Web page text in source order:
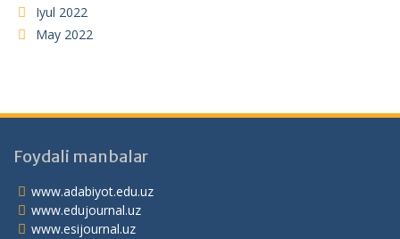
Iyul 2022
May 2022
Foydali manbalar
www.adabiyot.edu.uz
www.edujournal.uz
www.esijournal.uz